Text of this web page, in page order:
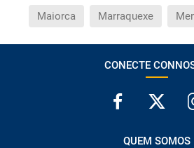
Maiorca Marraquexe
CONECTE
QUEM SOMOS